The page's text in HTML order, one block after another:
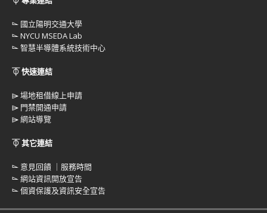
⌳ 國立陽明交通大學
⌳NYCU MSEDA Lab
⌳智慧半導體系統技術中心
⏁ 快速連結
⌲場地租借線上申請
⌲ 門禁開通申請
⌲網站導覽
⏁ 其它連結
⌳ 意見回饋 ｜服務時間
⌳網站資訊開放宣告
⌳個資保護及資訊安全宣告